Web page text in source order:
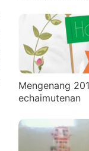
Mengenang
echaimutenan